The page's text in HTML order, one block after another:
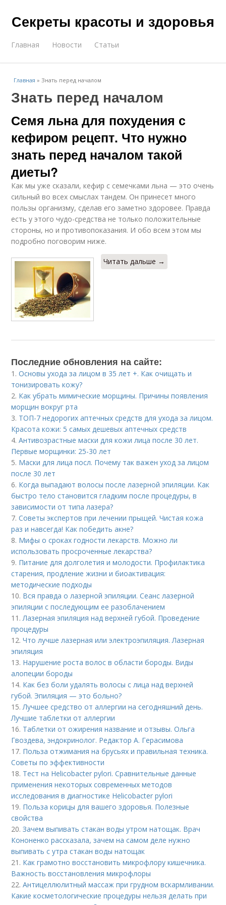
Секреты красоты и здоровья
Главная Новости Статьи
Главная »Знать перед началом
Знать перед началом
Семя льна для похудения с
кефиром рецепт. Что нужно
знать перед началом такой
диеты?
Как мы уже сказали, кефир с семечками льна — это очень
сильный во всех смыслах тандем. Он принесет много
пользы организму, сделав его заметно здоровее. Правда
есть у этого чудо-средства не только положительные
стороны, но и противопоказания. И обо всем этом мы
подробно поговорим ниже.
Читать дальше →
Последние обновления на сайте:
1.Основы ухода за лицом в 35 лет +. Как очищать и
тонизировать кожу?
2. Как убрать мимические морщины. Причины появления
морщин вокруг рта
3. ТОП-7 недорогих аптечных средств для ухода за лицом.
Красота кожи: 5 самых дешевых аптечных средств
4.Антивозрастные маски для кожи лица после 30 лет.
Первые морщинки: 25-30 лет
5. Маски для лица посл. Почему так важен уход за лицом
после 30 лет
6. Когда выпадают волосы после лазерной эпиляции. Как
быстро тело становится гладким после процедуры, в
зависимости от типа лазера?
7.Советы экспертов при лечении прыщей. Чистая кожа
раз и навсегда! Как победить акне?
8. Мифы о сроках годности лекарств. Можно ли
использовать просроченные лекарства?
9. Питание для долголетия и молодости. Профилактика
старения, продление жизни и биоактивация:
методические подходы
10. Вся правда о лазерной эпиляции. Сеанс лазерной
эпиляции с последующим ее разоблачением
11.Лазерная эпиляция над верхней губой. Проведение
процедуры
12.Что лучше лазерная или электроэпиляция. Лазерная
эпиляция
13. Нарушение роста волос в области бороды. Виды
алопеции бороды
14. Как без боли удалять волосы с лица над верхней
губой. Эпиляция — это больно?
15.Лучшее средство от аллергии на сегодняшний день.
Лучшие таблетки от аллергии
16. Таблетки от ожирения название и отзывы. Ольга
Гвоздева, эндокринолог. Редактор А. Герасимова
17. Польза отжимания на брусьях и правильная техника.
Советы по эффективности
18. Тест на Helicobacter pylori. Сравнительные данные
применения некоторых современных методов
исследования в диагностике Helicobacter pylori
19. Польза корицы для вашего здоровья. Полезные
свойства
20.Зачем выпивать стакан воды утром натощак. Врач
Кононенко рассказала, зачем на самом деле нужно
выпивать с утра стакан воды натощак
21. Как грамотно восстановить микрофлору кишечника.
Важность восстановления микрофлоры
22.Антицеллюлитный массаж при грудном вскармливании.
Какие косметологические процедуры нельзя делать при